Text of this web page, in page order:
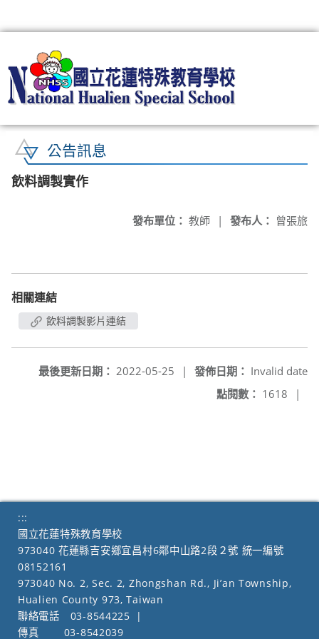
公告訊息
飲料調製實作
發布人： 曾張旅
發布單位： 教師 |
相關連結
飲料調製影片連結
發佈日期： Invalid date
最後更新日期： 2022-05-25
|
點閱數： 1618 |
:::
國立花蓮特殊教育學校
973040 花蓮縣吉安鄉宜昌村6鄰中山路2段２號 統一編號
08152161
973040 No. 2, Sec. 2, Zhongshan Rd., Ji’an Township,
Hualien County 973, Taiwan
聯絡電話
03-8544225
|
傳真
03-8542039